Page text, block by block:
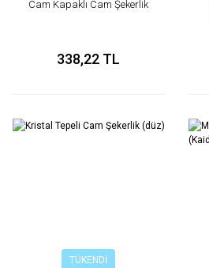
Cam Kapaklı Cam Şekerlik
338,22 TL
TÜKENDİ